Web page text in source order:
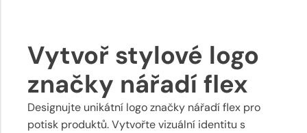
Vytvoř stylové logo
značky nářadí flex
Designujte unikátní logo značky nářadí flex pro
potisk produktů. Vytvořte vizuální identitu s